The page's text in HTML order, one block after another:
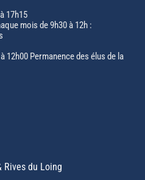
17h15
mois de 9h30 à 12h :
12h00 Permanence des élus de la
du Loing